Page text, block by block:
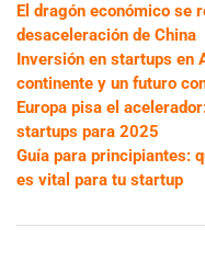
El dragón económico se
desaceleración de China
Inversión en startups en
continente y un futuro
Europa pisa el
startups para 2025
Guía para principiantes:
es vital para tu startup